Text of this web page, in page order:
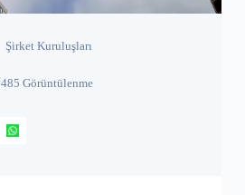
Şirket Kuruluşları
485 Görüntülenme